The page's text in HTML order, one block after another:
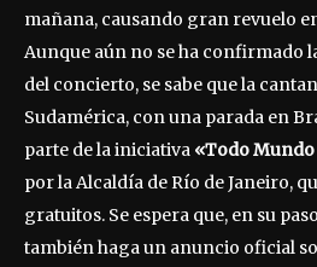
mañana, causando gran revuelo
Aunque aún no se ha confirmado
del concierto, se sabe que la
Sudamérica, con una parada en
parte de la iniciativa «Todo
por la Alcaldía de Río de Janeiro,
gratuitos. Se espera que, en su
también haga un anuncio oficial